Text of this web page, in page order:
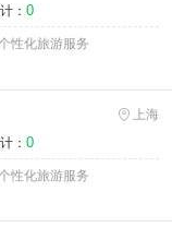
： 0
性化旅游服务
上海
： 0
性化旅游服务